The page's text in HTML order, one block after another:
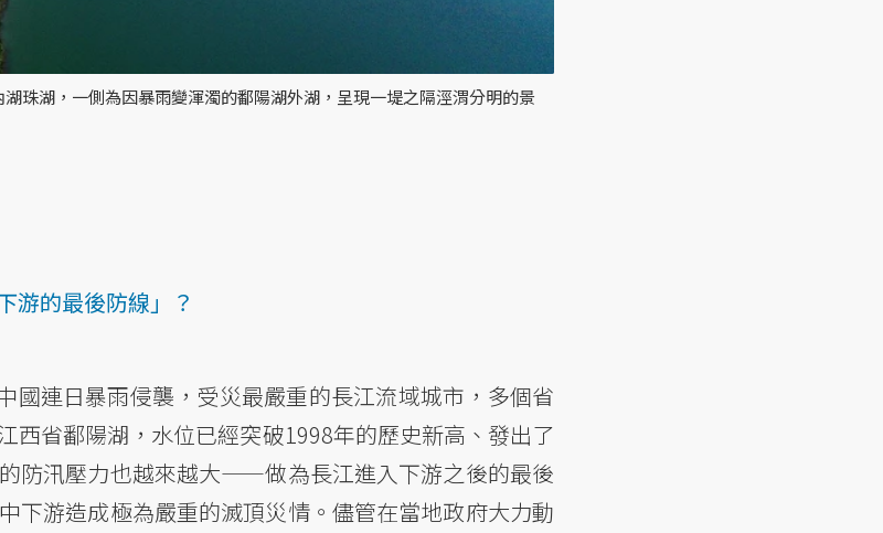
珠湖，一側為因暴雨變渾濁的鄱陽湖外湖，呈現一堤之隔涇渭分明的景
游的最後防線」？
國連日暴雨侵襲，受災最嚴重的長江流域城市，多個省
省鄱陽湖，水位已經突破1998年的歷史新高、發出了
防汛壓力也越來越大——做為長江進入下游之後的最後
下游造成極為嚴重的滅頂災情。儘管在當地政府大力動